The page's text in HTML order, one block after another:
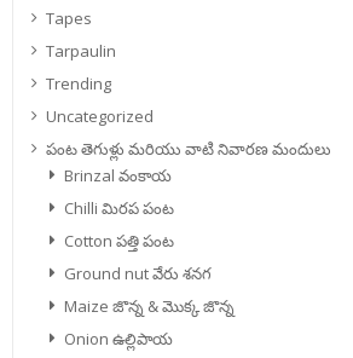
Tapes
Tarpaulin
Trending
Uncategorized
పంట తెగుళ్లు మరియు వాటి నివారణ మందులు
Brinzal వంకాయ
Chilli మిరప పంట
Cotton పత్తి పంట
Ground nut వేరు శనగ
Maize జొన్న & మొక్క జొన్న
Onion ఉల్లిపాయ